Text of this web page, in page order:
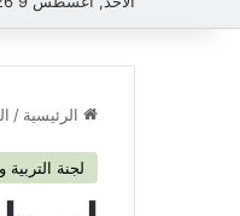
الرئيسية /
لجنة